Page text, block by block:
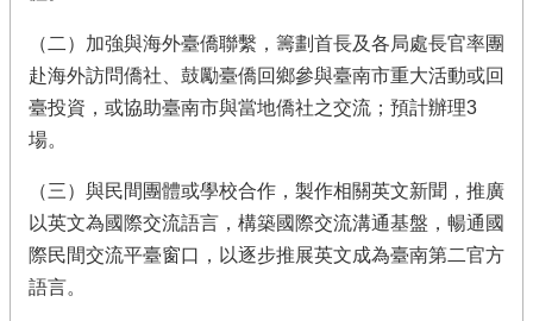
（二）加強與海外臺僑聯繫，籌劃首長及各局處長官率團
赴海外訪問僑社、鼓勵臺僑回鄉參與臺南市重大活動或回
臺投資，或協助臺南市與當地僑社之交流；預計辦理3
場。
（三）與民間團體或學校合作，製作相關英文新聞，推廣
以英文為國際交流語言，構築國際交流溝通基盤，暢通國
際民間交流平臺窗口，以逐步推展英文成為臺南第二官方
語言。